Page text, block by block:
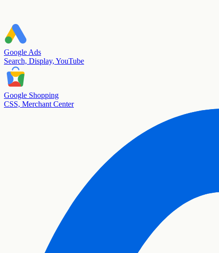
Google Ads
Search, Display, YouTube
Google Shopping
CSS, Merchant Center